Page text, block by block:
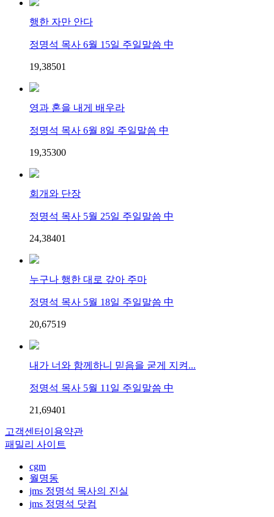
행한 자만 안다
정명석 목사 6월 15일 주일말씀 中
19,38501
영과 혼을 내게 배우라
정명석 목사 6월 8일 주일말씀 中
19,35300
회개와 단장
정명석 목사 5월 25일 주일말씀 中
24,38401
누구나 행한 대로 갚아 주마
정명석 목사 5월 18일 주일말씀 中
20,67519
내가 너와 함께하니 믿음을 굳게 지켜...
정명석 목사 5월 11일 주일말씀 中
21,69401
고객센터 이용약관
패밀리 사이트
cgm
월명동
jms 정명석 목사의 진실
jms 정명석 닷컴